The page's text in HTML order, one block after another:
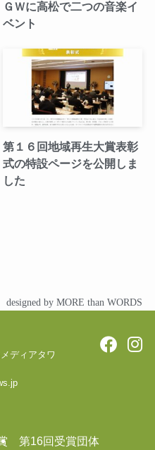
ＧＷに高松で二つの音楽イ
ベント
第１６回地域再生大賞表彰
式の特設ページを公開しま
した
designed by MORE than WORDS
ディアタワ
第16回受賞団体